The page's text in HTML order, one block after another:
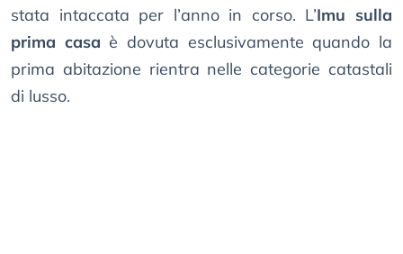
stata intaccata per l’anno in corso. L’Imu sulla
prima casa è dovuta esclusivamente quando la
prima abitazione rientra nelle categorie catastali
di lusso.